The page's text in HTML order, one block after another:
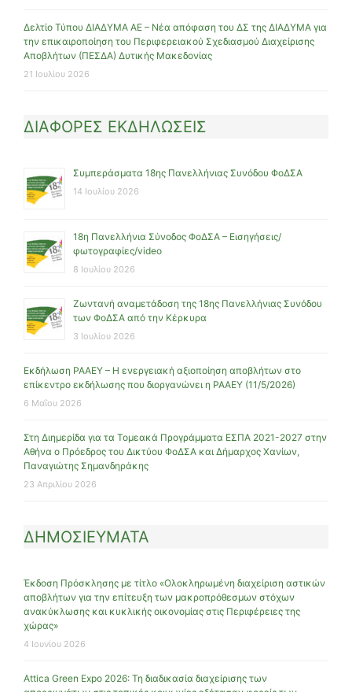
Δελτίο Τύπου ΔΙΑΔΥΜΑ ΑΕ – Νέα απόφαση του ΔΣ της ΔΙΑΔΥΜΑ για
την επικαιροποίηση του Περιφερειακού Σχεδιασμού Διαχείρισης
Αποβλήτων (ΠΕΣΔΑ) Δυτικής Μακεδονίας
21 Ιουλίου 2026
ΔΙΑΦΟΡΕΣ ΕΚΔΗΛΩΣΕΙΣ
Συμπεράσματα 18ης Πανελλήνιας Συνόδου ΦοΔΣΑ
14 Ιουλίου 2026
18η Πανελλήνια Σύνοδος ΦοΔΣΑ – Εισηγήσεις/
φωτογραφίες/video
8 Ιουλίου 2026
Ζωντανή αναμετάδοση της 18ης Πανελλήνιας Συνόδου
των ΦοΔΣΑ από την Κέρκυρα
3 Ιουλίου 2026
Εκδήλωση ΡΑΑΕΥ – Η ενεργειακή αξιοποίηση αποβλήτων στο
επίκεντρο εκδήλωσης που διοργανώνει η ΡΑΑΕΥ (11/5/2026)
6 Μαΐου 2026
Στη Διημερίδα για τα Τομεακά Προγράμματα ΕΣΠΑ 2021-2027 στην
Αθήνα ο Πρόεδρος του Δικτύου ΦοΔΣΑ και Δήμαρχος Χανίων,
Παναγιώτης Σημανδηράκης
23 Απριλίου 2026
ΔΗΜΟΣΙΕΥΜΑΤΑ
Έκδοση Πρόσκλησης με τίτλο «Ολοκληρωμένη διαχείριση αστικών
αποβλήτων για την επίτευξη των μακροπρόθεσμων στόχων
ανακύκλωσης και κυκλικής οικονομίας στις Περιφέρειες της
χώρας»
4 Ιουνίου 2026
Attica Green Expo 2026: Τη διαδικασία διαχείρισης των